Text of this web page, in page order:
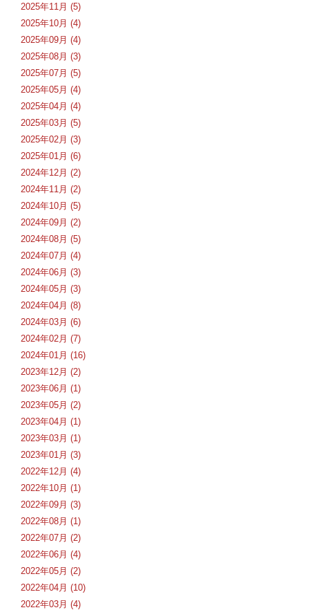
2025年11月 (5)
2025年10月 (4)
2025年09月 (4)
2025年08月 (3)
2025年07月 (5)
2025年05月 (4)
2025年04月 (4)
2025年03月 (5)
2025年02月 (3)
2025年01月 (6)
2024年12月 (2)
2024年11月 (2)
2024年10月 (5)
2024年09月 (2)
2024年08月 (5)
2024年07月 (4)
2024年06月 (3)
2024年05月 (3)
2024年04月 (8)
2024年03月 (6)
2024年02月 (7)
2024年01月 (16)
2023年12月 (2)
2023年06月 (1)
2023年05月 (2)
2023年04月 (1)
2023年03月 (1)
2023年01月 (3)
2022年12月 (4)
2022年10月 (1)
2022年09月 (3)
2022年08月 (1)
2022年07月 (2)
2022年06月 (4)
2022年05月 (2)
2022年04月 (10)
2022年03月 (4)